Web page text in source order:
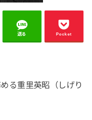
送る Pocket
る重里英昭（しげり